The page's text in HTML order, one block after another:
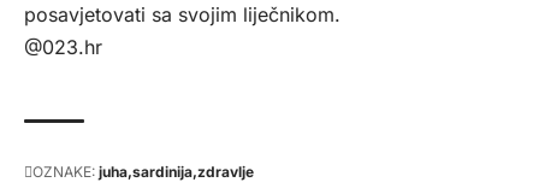
posavjetovati sa svojim liječnikom.
@023.hr
OZNAKE: juha sardinija zdravlje